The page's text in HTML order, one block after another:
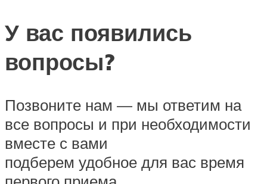
У вас появились
вопросы?
Позвоните нам — мы ответим на
все вопросы и при необходимости
вместе с вами
подберем удобное для вас время